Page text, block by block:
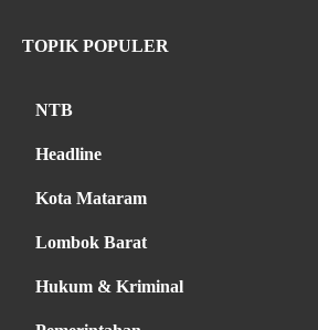
TOPIK POPULER
NTB
Headline
Kota Mataram
Lombok Barat
Hukum & Kriminal